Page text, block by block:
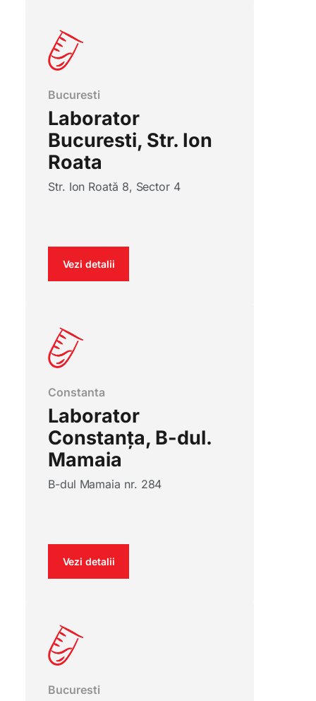
Bucuresti
Laborator
Bucuresti, Str. Ion
Roata
Str. Ion Roată 8, Sector 4
Vezi detalii
Constanta
Laborator
Constanța, B-dul.
Mamaia
B-dul Mamaia nr. 284
Vezi detalii
Bucuresti